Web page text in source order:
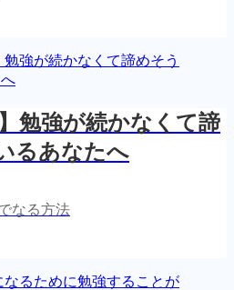
勉強が続かなくて諦
るあなたへ
なる方法